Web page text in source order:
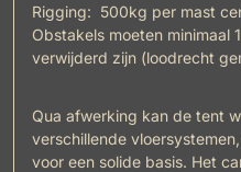
Rigging: 500kg per mast
Obstakels moeten minimaal
verwijderd zijn (loodrecht
Qua afwerking kan de tent
verschillende
voor een solide basis. Het